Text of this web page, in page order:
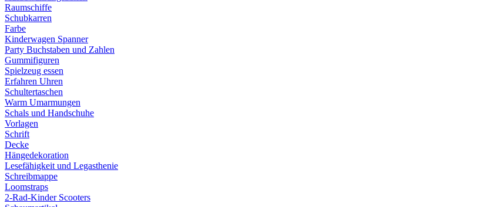
Raumschiffe
Schubkarren
Farbe
Kinderwagen Spanner
Party Buchstaben und Zahlen
Gummifiguren
Spielzeug essen
Erfahren Uhren
Schultertaschen
Warm Umarmungen
Schals und Handschuhe
Vorlagen
Schrift
Decke
Hängedekoration
Lesefähigkeit und Legasthenie
Schreibmappe
Loomstraps
2-Rad-Kinder Scooters